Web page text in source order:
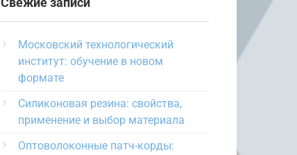
Свежие записи
Московский технологический
институт: обучение в новом
формате
Силиконовая резина: свойства,
применение и выбор материала
Оптоволоконные патч-корды: